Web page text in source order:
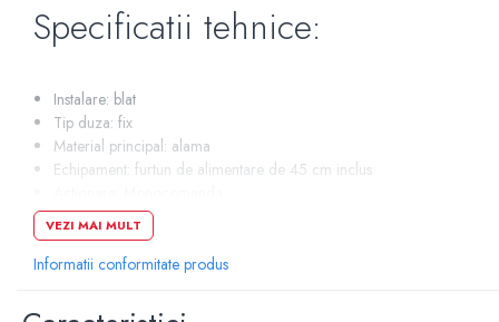
Incalzire in pardoseala
Accesorii incalzire in pardoseala
Automatizare incalzire in
pardoseala
Kituri incalzire in pardoseala
Cutie distribuitor incalzire in
Distribuitoare incalzire pardoseala
Grup amestec si pompare incalzire
Specificatii tehnice:
Instalare: blat
Tip duza: fix
Material principal: alama
Echipament: furtun de alimentare de 45 cm inclus
Orificii montare: 1
Regulator: Ø 35
Culoare: cupru satinat
VEZI MAI MULT
Informatii conformitate produs